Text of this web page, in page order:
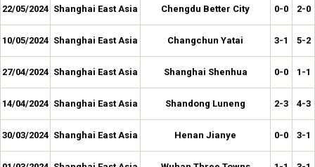
22/05/2024 Shanghai East Asia Chengdu Better City 0-0 2-0
10/05/2024 Shanghai East Asia Changchun Yatai 3-1 5-2
27/04/2024 Shanghai East Asia Shanghai Shenhua 0-0 1-1
14/04/2024 Shanghai East Asia Shandong Luneng 2-3 4-3
30/03/2024 Shanghai East Asia Henan Jianye 0-0 3-1